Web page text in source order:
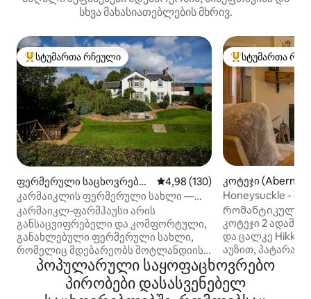
სხვა მახასიათებლების მხრივ.
სტუმართა რჩეული მოწინავე ვარიანტი
სტუმართა რჩეული
ფერმერული საცხოვრებე
ლი (Dundee)
საშუალო შეფასებაა 5‑დან
4,98 (130)
კარმაიკლის ფერმერული სახლი —
ოჯახებისა და ძაღლებისთვის
შესაფერისი
კარმაიკლ‑ფარმჰაუსი არის
განსაცვიფრებელი და კომფორტული,
განახლებული ფერმერული სახლი,
რომელიც მდებარეობს შოტლანდიის
შუაგულში, კენკრების, მსხვილფეხა
რქოსანი საქონლისა და
სასოფლო‑სამეურნეო ფერმის
სტუმართა
სტუმართა
კოტეჯი
Honeysuckle -
ჰიდრომასაჟიანი
Რომანტიკული
კოტეჯი 2
და ცალკე Hikki
აუზით, პატარა
იჭერს საღამოს
ძაღლი
პოპულარული საყოფაცხოვრებო
პირობები დასასვენებელ